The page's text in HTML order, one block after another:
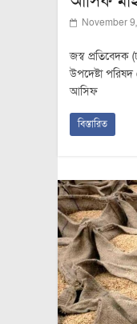
November
জস্ব প্রতিবেদক
উপদেষ্টা
আসিফ
বিস্তারিত